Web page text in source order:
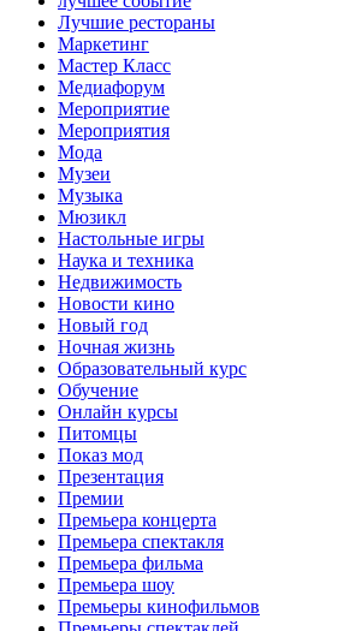
Лучшие рестораны
Маркетинг
Мастер Класс
Медиафорум
Мероприятие
Мероприятия
Мода
Музеи
Музыка
Мюзикл
Настольные игры
Наука и техника
Недвижимость
Новости кино
Новый год
Ночная жизнь
Образовательный курс
Обучение
Онлайн курсы
Питомцы
Показ мод
Презентация
Премии
Премьера концерта
Премьера спектакля
Премьера фильма
Премьера шоу
Премьеры кинофильмов